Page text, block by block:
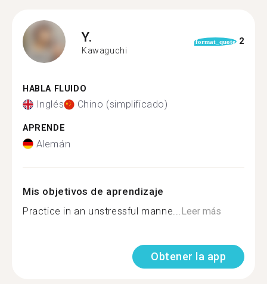
Y.
Kawaguchi
format_quote 2
HABLA FLUIDO
Inglés Chino (simplificado)
APRENDE
Alemán
Mis objetivos de aprendizaje
Practice in an unstressful manne... Leer más
Obtener la app